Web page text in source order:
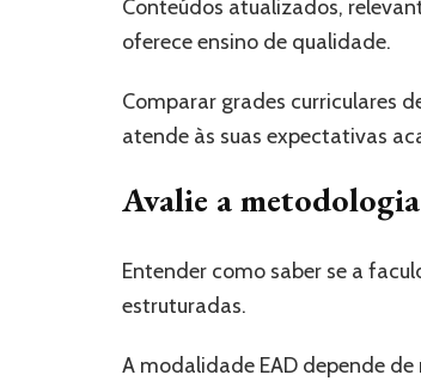
Conteúdos atualizados,
oferece ensino de qualidade.
Comparar grades curriculares
atende às suas expectativas
Avalie a
Entender como saber se a
estruturadas.
A modalidade EAD depende